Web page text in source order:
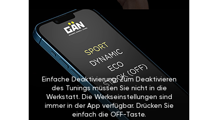
Einfache Deaktivierung: Zum Deaktivieren
des Tunings müssen Sie nicht in die
Werkstatt. Die Werkseinstellungen sind
immer in der App verfügbar. Drücken Sie
einfach die OFF-Taste.